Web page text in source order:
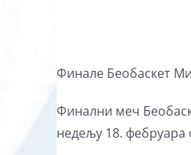
Финале Беобаскет
Финални меч
недељу 18. фебруара